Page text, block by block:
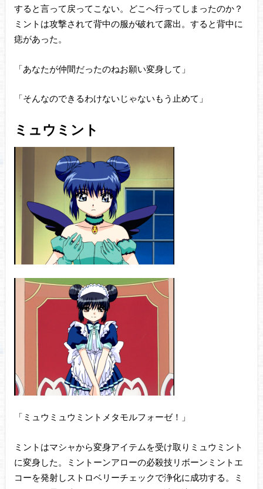
すると言って戻ってこない。どこへ行ってしまったのか？
ミントは攻撃されて背中の服が破れて露出。すると背中に
痣があった。
「あなたが仲間だったのねお願い変身して」
「そんなのできるわけないじゃないもう止めて」
ミュウミント
「ミュウミュウミントメタモルフォーゼ！」
ミントはマシャから変身アイテムを受け取りミュウミント
に変身した。ミントーンアローの必殺技リボーンミントエ
コーを発射しストロベリーチェックで浄化に成功する。ミ